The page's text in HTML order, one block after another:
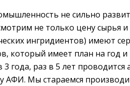
не сильно
не только цену сырья и
ингридиентов) имеют
который имеет план на год
года, раз в 5 лет
АФИ. Мы стараемся